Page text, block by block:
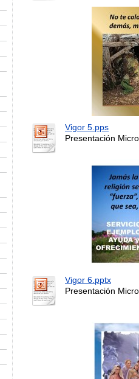
Vigor 5.pps
Presentación
Vigor 6.pptx
Presentación